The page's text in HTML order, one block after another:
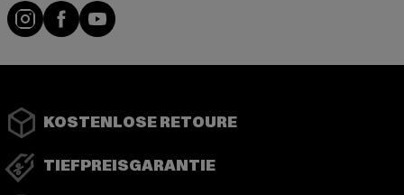
Instagram
FacebookYouTube
KOSTENLOSE RETOURE
TIEFPREISGARANTIE